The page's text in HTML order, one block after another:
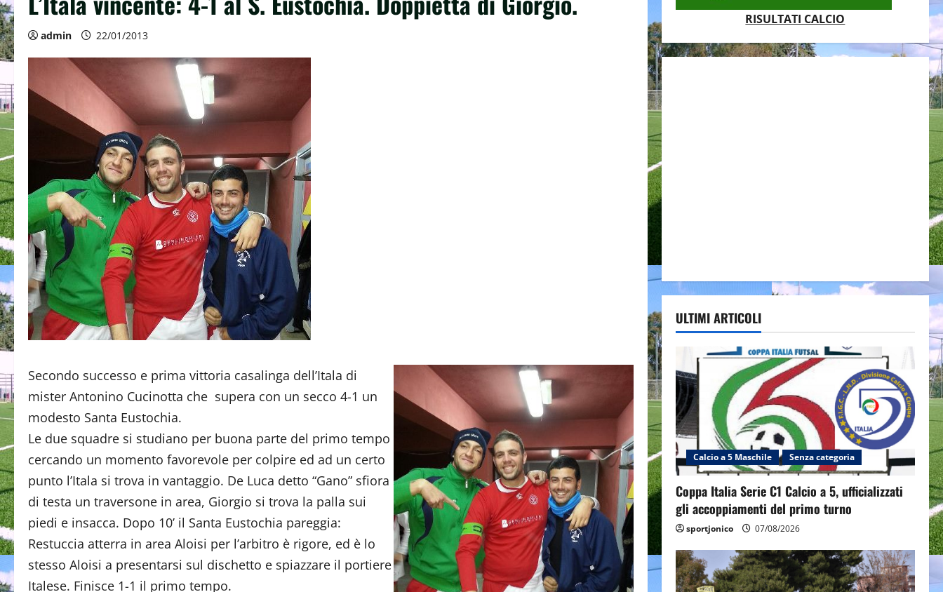
admin 22/01/2013
Secondo successo e prima vittoria casalinga dell’Itala di
mister Antonino Cucinotta che supera con un secco 4-1 un
modesto Santa Eustochia.
Le due squadre si studiano per buona parte del primo tempo
cercando un momento favorevole per colpire ed ad un certo
punto l’Itala si trova in vantaggio. De Luca detto “Gano” sfiora
di testa un traversone in area, Giorgio si trova la palla sui
piedi e insacca. Dopo 10’ il Santa Eustochia pareggia:
Restuccia atterra in area Aloisi per l’arbitro è rigore, ed è lo
stesso Aloisi a presentarsi sul dischetto e spiazzare il portiere
Italese. Finisce 1-1 il primo tempo.
RISULTATI CALCIO
ULTIMI ARTICOLI
Calcio a 5 Maschile Senza categoria
Coppa Italia Serie C1 Calcio a 5, ufficializzati
gli accoppiamenti del primo turno
sportjonico 07/08/2026